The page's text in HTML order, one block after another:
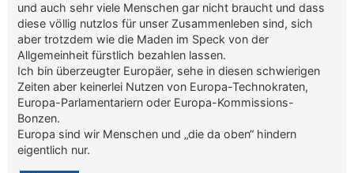
und auch sehr viele Menschen gar nicht braucht und dass
diese völlig nutzlos für unser Zusammenleben sind, sich
aber trotzdem wie die Maden im Speck von der
Allgemeinheit fürstlich bezahlen lassen.
Ich bin überzeugter Europäer, sehe in diesen schwierigen
Zeiten aber keinerlei Nutzen von Europa-Technokraten,
Europa-Parlamentariern oder Europa-Kommissions-
Bonzen.
Europa sind wir Menschen und „die da oben“ hindern
eigentlich nur.